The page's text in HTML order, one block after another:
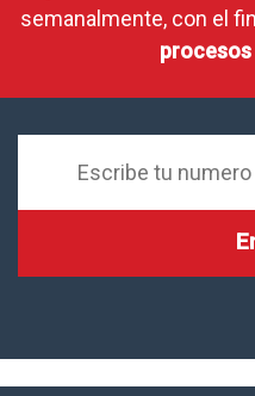
semanalmente, con el